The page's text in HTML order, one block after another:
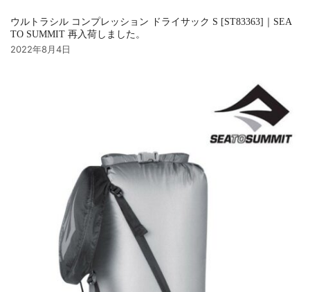
ウルトラシル コンプレッション ドライサック S [ST83363]｜SEA
TO SUMMIT 再入荷しました。
2022年8月4日